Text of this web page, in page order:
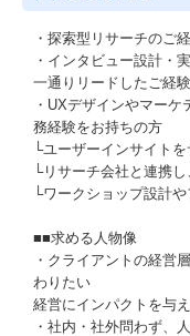
・探索型リサーチのご
・インタビュー設計・
一通りリードしたご経験
・UXデザインやマー
務経験をお持ちの方
└ユーザーインサイト
└リサーチ会社と連携
└ワークショップ設計
■■求める人物像
・クライアントの経営
わりたい
経営にインパクトを与
・社内・社外問わず、